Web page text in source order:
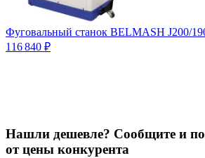
Фуговальный станок BELMASH J200/
116 840 ₽
Нашли дешевле? Сообщите и
от цены конкурента